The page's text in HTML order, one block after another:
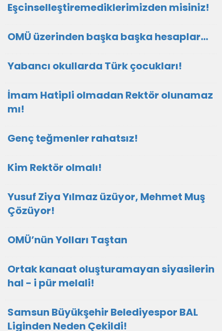
Eşcinselleştiremediklerimizden misiniz!
OMÜ üzerinden başka başka hesaplar…
Yabancı okullarda Türk çocukları!
İmam Hatipli olmadan Rektör olunamaz
mı!
Genç teğmenler rahatsız!
Kim Rektör olmalı!
Yusuf Ziya Yılmaz üzüyor, Mehmet Muş
Çözüyor!
OMÜ’nün Yolları Taştan
Ortak kanaat oluşturamayan siyasilerin
hal - i pür melali!
Samsun Büyükşehir Belediyespor BAL
Liginden Neden Çekildi!